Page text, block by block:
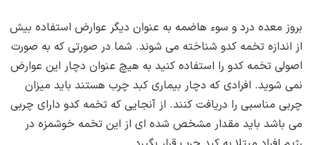
بروز معده درد و سوء هاضمه به عنوان دیگر عوارض استفاده بیش
از اندازه تخمه کدو شناخته می ‌شوند. شما در صورتی که به صورت
اصولی تخمه کدو را استفاده کنید به هیچ عنوان دچار این عوارض
نمی‌ شوید. افرادی که دچار بیماری کبد چرب هستند باید میزان
چربی مناسبی را دریافت کنند. از آنجایی که تخمه کدو دارای چربی
می ‌باشد باید مقدار مشخص شده‌ ای از این تخمه خوشمزه در